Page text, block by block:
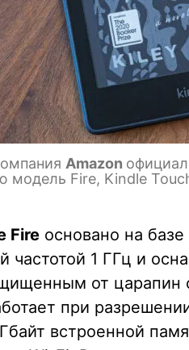
Amazon
модель Fire, Kindle
Fire основано на
частотой 1 ГГц и
от царапин
при
встроенной